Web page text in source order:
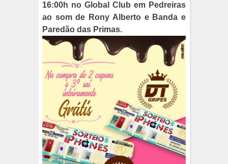
16:00h no Global Club em Pedreiras
ao som de Rony Alberto e Banda e
Paredão das Primas.